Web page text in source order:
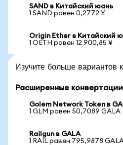
SAND в Китайский юань
1 SAND равен 0,2772 ¥
Origin Ether в Китайский
1 OETH равен 12 900,85 ¥
Изучите больше вариантов
Расширенные
Golem Network Token в
1 GLM равен 50,7089 GALA
Railgun в GALA
1 RAIL равен 795,9878